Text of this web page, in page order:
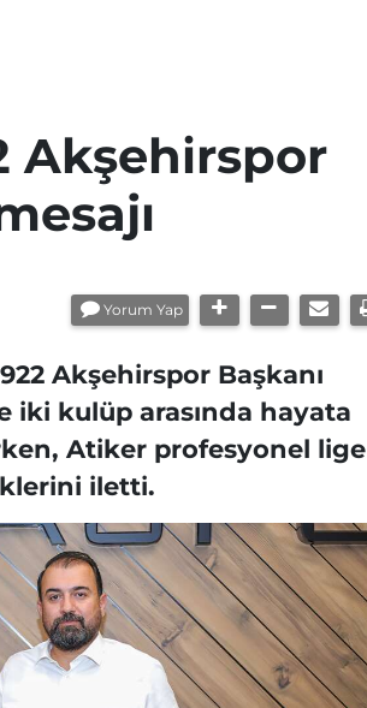
Akşehirspor
Yorum Yap
Akşehirspor Başkanı
iki kulüp arasında hayata
Atiker profesyonel lige
iletti.